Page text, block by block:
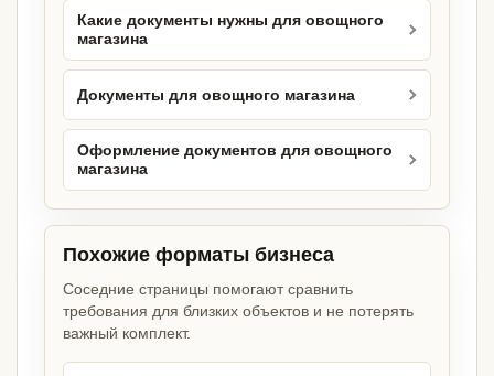
Какие документы нужны для овощного
магазина
Документы для овощного магазина
Оформление документов для овощного
магазина
Похожие форматы бизнеса
Соседние страницы помогают сравнить
требования для близких объектов и не потерять
важный комплект.